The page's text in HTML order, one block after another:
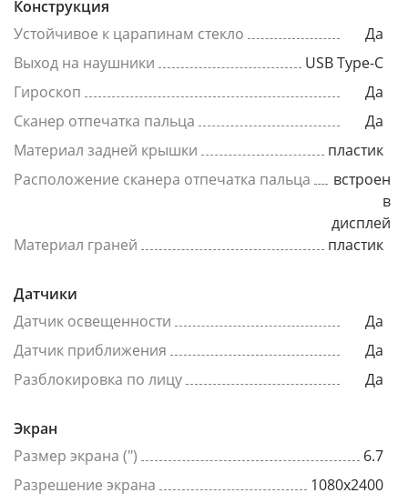
Конструкция
Устойчивое к царапинам стекло
Да
Выход на наушники
USB Type-C
Гироскоп
Да
Сканер отпечатка пальца
Да
Материал задней крышки
пластик
Расположение сканера отпечатка пальца
встроен
в
дисплей
Материал граней
пластик
Датчики
Датчик освещенности
Да
Датчик приближения
Да
Разблокировка по лицу
Да
Экран
Размер экрана (")
6.7
Разрешение экрана
1080x2400